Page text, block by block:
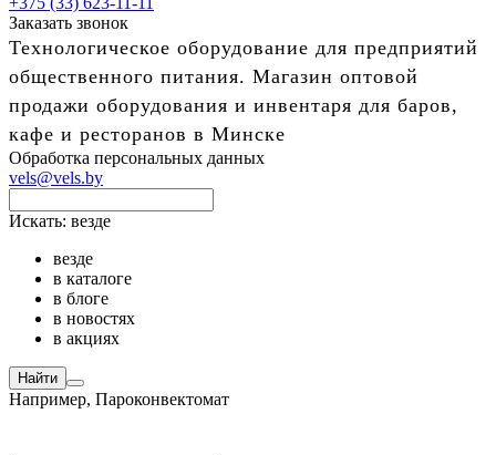
Заказать звонок
Технологическое оборудование для предприятий
общественного питания. Магазин оптовой
продажи оборудования и инвентаря для баров,
кафе и ресторанов в Минске
Обработка персональных данных
vels@vels.by
Искать: везде
везде
в каталоге
в блоге
в новостях
в акциях
Найти
Например, Пароконвектомат